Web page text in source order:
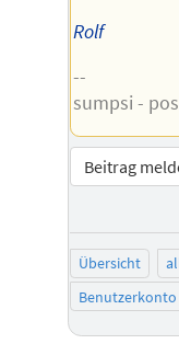
Rolf
--
sumpsi -
Beitrag
Übersicht